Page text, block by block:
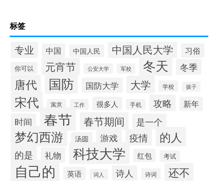
标签
专业 中国 中国人民 中国人民大学 习俗
你可以 元宵节 公安大学 军校 冬天 冬季
唐代 国防 国防大学 大学 学校 孩子
宋代 寓意 工作 很多人 手机 攻略 新年
时间 春节 春节期间 是一个
梦幻西游 汤圆 游戏 疫情 的人
的是 礼物 科技大学 红包 考试
自己的 英语 词人 诗人 诗词 还不